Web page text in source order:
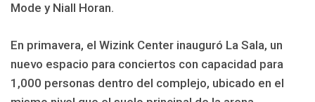
Mode y Niall Horan.
En primavera, el Wizink Center inauguró La Sala, un
nuevo espacio para conciertos con capacidad para
1,000 personas dentro del complejo, ubicado en el